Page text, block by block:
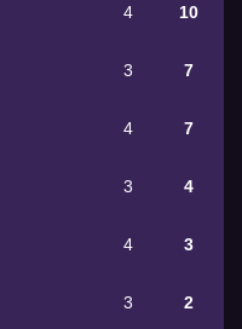
4 10
3 7
4 7
3 4
4 3
3 2